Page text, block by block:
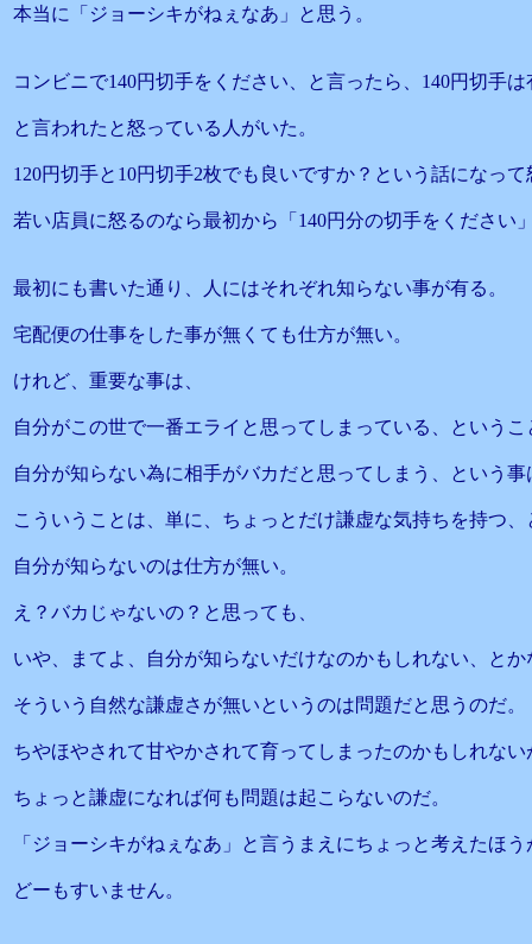
本当に「ジョーシキがねぇなあ」と思う。
コンビニで140円切手をください、と言ったら、140円切手
と言われたと怒っている人がいた。
120円切手と10円切手2枚でも良いですか？という話になっ
若い店員に怒るのなら最初から「140円分の切手をください
最初にも書いた通り、人にはそれぞれ知らない事が有る。
宅配便の仕事をした事が無くても仕方が無い。
けれど、重要な事は、
自分がこの世で一番エライと思ってしまっている、というこ
自分が知らない為に相手がバカだと思ってしまう、という
こういうことは、単に、ちょっとだけ謙虚な気持ちを持つ
自分が知らないのは仕方が無い。
え？バカじゃないの？と思っても、
いや、まてよ、自分が知らないだけなのかもしれない、と
そういう自然な謙虚さが無いというのは問題だと思うのだ。
ちやほやされて甘やかされて育ってしまったのかもしれない
ちょっと謙虚になれば何も問題は起こらないのだ。
「ジョーシキがねぇなあ」と言うまえにちょっと考えたほ
どーもすいません。